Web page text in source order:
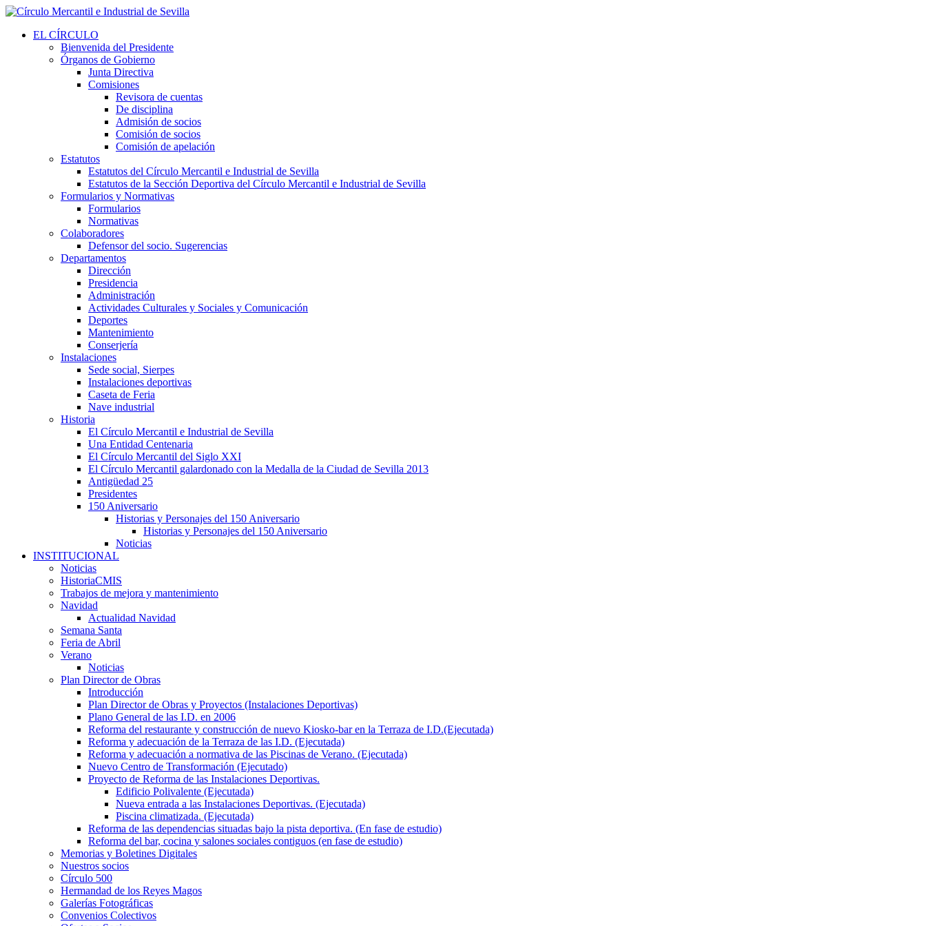
EL CÍRCULO
Bienvenida del Presidente
Órganos de Gobierno
Junta Directiva
Comisiones
Revisora de cuentas
De disciplina
Admisión de socios
Comisión de socios
Comisión de apelación
Estatutos
Estatutos del Círculo Mercantil e Industrial de Sevilla
Estatutos de la Sección Deportiva del Círculo Mercantil e Industrial de Sevilla
Formularios y Normativas
Formularios
Normativas
Colaboradores
Defensor del socio. Sugerencias
Departamentos
Dirección
Presidencia
Administración
Actividades Culturales y Sociales y Comunicación
Deportes
Mantenimiento
Conserjería
Instalaciones
Sede social, Sierpes
Instalaciones deportivas
Caseta de Feria
Nave industrial
Historia
El Círculo Mercantil e Industrial de Sevilla
Una Entidad Centenaria
El Círculo Mercantil del Siglo XXI
El Círculo Mercantil galardonado con la Medalla de la Ciudad de Sevilla 2013
Antigüedad 25
Presidentes
150 Aniversario
Historias y Personajes del 150 Aniversario
Historias y Personajes del 150 Aniversario
Noticias
INSTITUCIONAL
Noticias
HistoriaCMIS
Trabajos de mejora y mantenimiento
Navidad
Actualidad Navidad
Semana Santa
Feria de Abril
Verano
Noticias
Plan Director de Obras
Introducción
Plan Director de Obras y Proyectos (Instalaciones Deportivas)
Plano General de las I.D. en 2006
Reforma del restaurante y construcción de nuevo Kiosko-bar en la Terraza de I.D.(Ejecutada)
Reforma y adecuación de la Terraza de las I.D. (Ejecutada)
Reforma y adecuación a normativa de las Piscinas de Verano. (Ejecutada)
Nuevo Centro de Transformación (Ejecutado)
Proyecto de Reforma de las Instalaciones Deportivas.
Edificio Polivalente (Ejecutada)
Nueva entrada a las Instalaciones Deportivas. (Ejecutada)
Piscina climatizada. (Ejecutada)
Reforma de las dependencias situadas bajo la pista deportiva. (En fase de estudio)
Reforma del bar, cocina y salones sociales contiguos (en fase de estudio)
Memorias y Boletines Digitales
Nuestros socios
Círculo 500
Hermandad de los Reyes Magos
Galerías Fotográficas
Convenios Colectivos